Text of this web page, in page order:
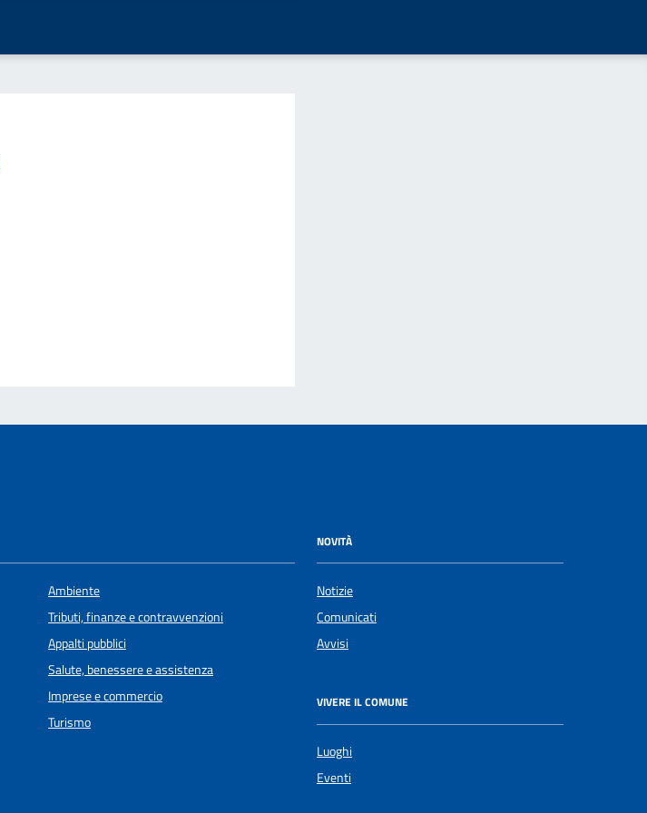
Ambiente
Tributi, finanze e contravvenzioni
Appalti pubblici
Salute, benessere e assistenza
Imprese e commercio
Turismo
NOVITÀ
Notizie
Comunicati
Avvisi
VIVERE IL COMUNE
Luoghi
Eventi